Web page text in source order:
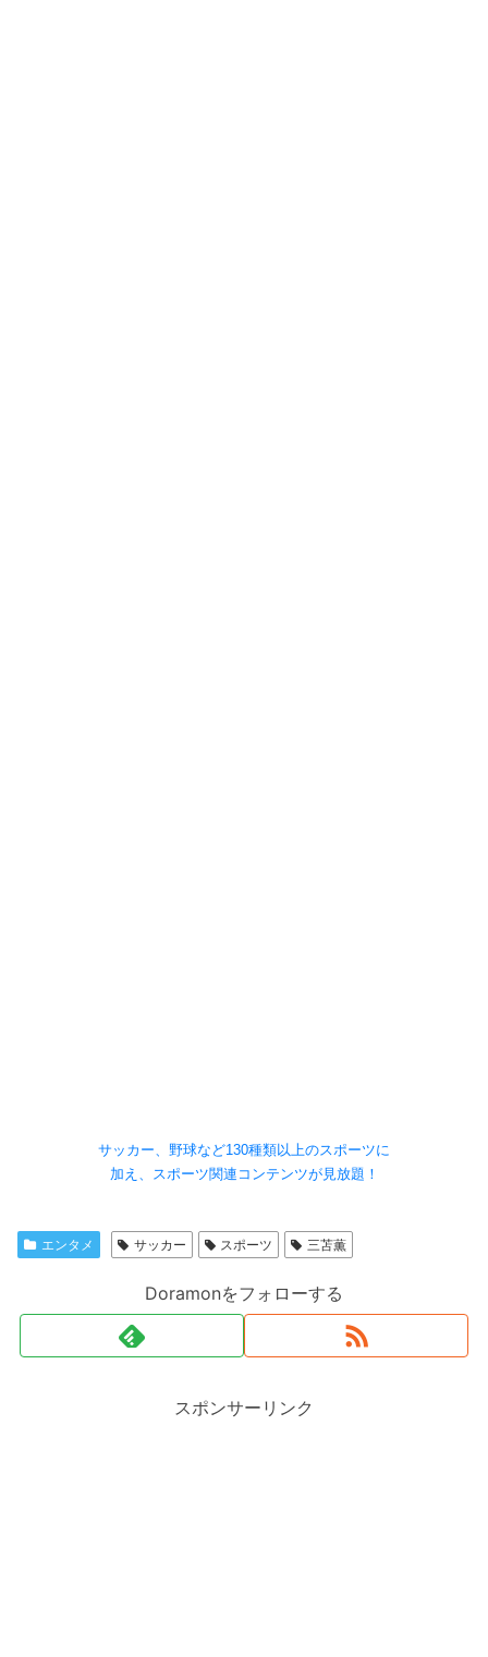
サッカー、野球など130種類以上のスポーツに
加え、スポーツ関連コンテンツが見放題！
エンタメ サッカー スポーツ 三苫薫
Doramonをフォローする
スポンサーリンク